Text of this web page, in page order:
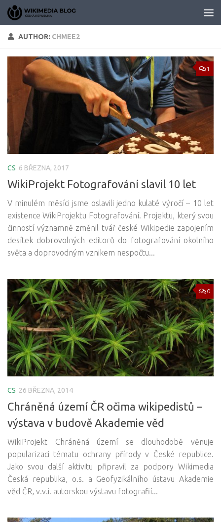
Skip to content
AUTHOR: CHMEE2
1
CS 6 BŘEZNA, 2017
WikiProjekt Fotografování slavil 10 let
V minulém měsíci jsme oslavili jedno kulaté výročí – 10 let
existence WikiProjektu Fotografování. Projektu, který svou
činností významně změnil tvář české Wikipedie zapojením
desítek dobrovolných editorů do fotografování okolního
světa a doprovodným vznikem nespočtu...
0
CS 26 BŘEZNA, 2014
Chráněná území ČR očima wikipedistů –
výstava v budově Akademie věd
WikiProjekt Chráněná území se dlouhodobě věnuje
popularizaci tématu ochrany přírody v České republice.
Jako svou další aktivitu připravil za podpory Wikimedia
Česká republika, o.s. a Geofyzikálního ústavu Akademie
věd ČR, v.v.i. autorskou výstavu fotografií...